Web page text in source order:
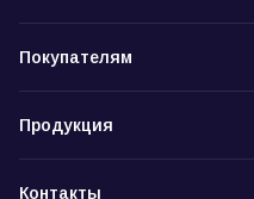
Покупателям
Продукция
Контакты